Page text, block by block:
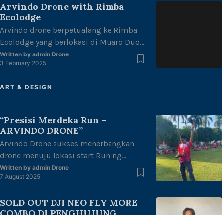
Arvindo Drone sangat senang bisa
bersama para pecinta photography atau
sejenisnya yang berhubungan dengan
drone, dapat menyediakan drone yang
anda inginkan adalah salah satu
kepuasan tersendiri […]
Arvindo Drone with Rimba
Ecolodge
Arvindo drone berpetualang ke Rimba
Ecolodge yang berlokasi di Muaro Duo
Bay, Tlk. Kabung sel, Kec, Bungus Tlk
Kabung, Kota Padang, Sumatera barat.
ecolodge dengan menikmati keindahan
alam yang terhampar luas dengan pasir
yang masih terjaga. Selain menikmati
keindahan alamnya, kita juga menyelam
[…]
Written by admin Drone
3 February 2025
ART & DESIGN
“Presisi Merdeka Run –
ARVINDO DRONE”
Arvindo Drone sukses menerbangkan
drone menuju lokasi start Runing
untuk melakukan mapping area di
halaman kantor gubernur Jambi dengan
tuah negeri” dalam rangka
Written by admin Drone
7 August 2025
SOLD OUT DJI NEO FLY MORE